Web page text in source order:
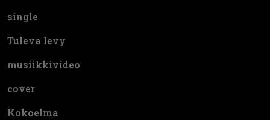
single
Tuleva levy
musiikkivideo
cover
Kokoelma